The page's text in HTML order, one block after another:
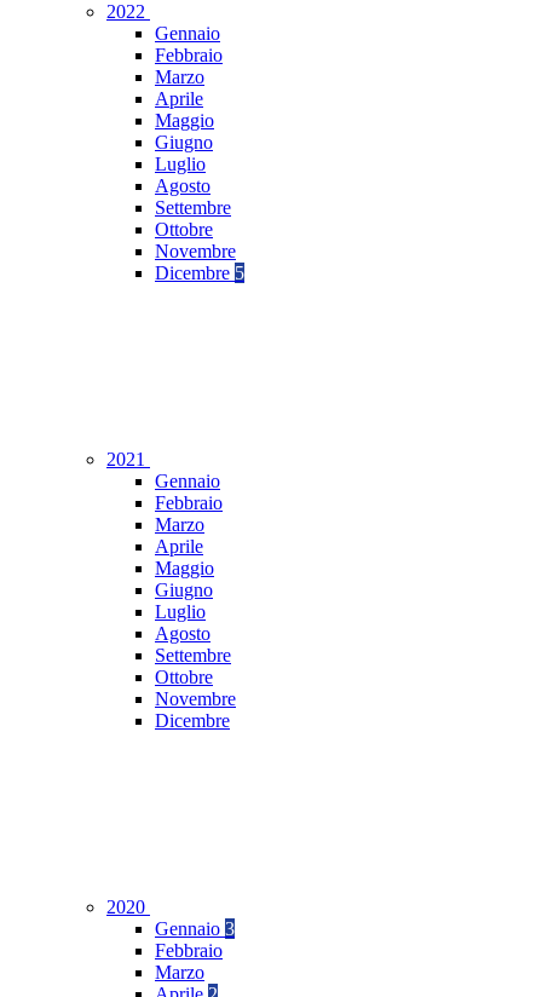
2022
Gennaio
Febbraio
Marzo
Aprile
Maggio
Giugno
Luglio
Agosto
Settembre
Ottobre
Novembre
Dicembre 5
2021
Gennaio
Febbraio
Marzo
Aprile
Maggio
Giugno
Luglio
Agosto
Settembre
Ottobre
Novembre
Dicembre
2020
Gennaio 3
Febbraio
Marzo